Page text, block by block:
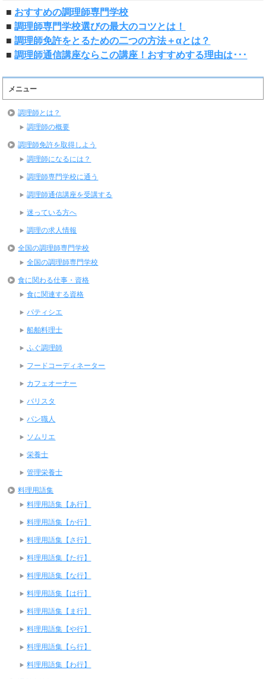
■ おすすめの調理師専門学校
■調理師専門学校選びの最大のコツとは！
■調理師免許をとるための二つの方法＋αとは？
■調理師通信講座ならこの講座！おすすめする理由は･･･
メニュー
調理師とは？
調理師の概要
調理師免許を取得しよう
調理師になるには？
調理師専門学校に通う
調理師通信講座を受講する
迷っている方へ
調理の求人情報
全国の調理師専門学校
全国の調理師専門学校
食に関わる仕事・資格
食に関連する資格
パティシエ
船舶料理士
ふぐ調理師
フードコーディネーター
カフェオーナー
バリスタ
パン職人
ソムリエ
栄養士
管理栄養士
料理用語集
料理用語集【あ行】
料理用語集【か行】
料理用語集【さ行】
料理用語集【た行】
料理用語集【な行】
料理用語集【は行】
料理用語集【ま行】
料理用語集【や行】
料理用語集【ら行】
料理用語集【わ行】